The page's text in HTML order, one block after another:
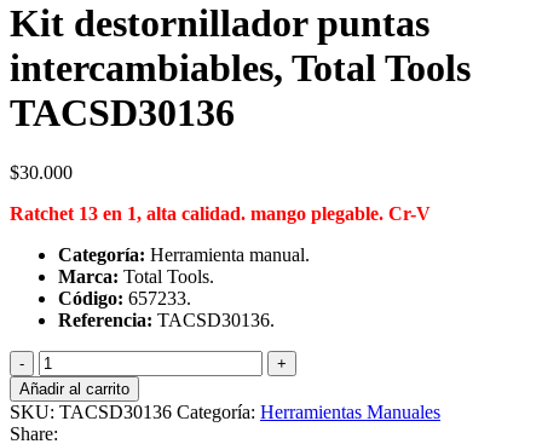
Kit destornillador puntas
intercambiables, Total Tools
TACSD30136
$30.000
Ratchet 13 en 1, alta calidad. mango plegable. Cr-V
Categoría: Herramienta manual.
Marca: Total Tools.
Código: 657233.
Referencia: TACSD30136.
Kit
destornillador
puntas
intercambiables,
Añadir al carrito
SKU: TACSD30136 Categoría: Herramientas Manuales
Share: